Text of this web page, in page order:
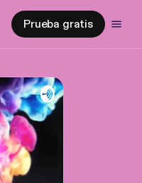
Prueba gratis